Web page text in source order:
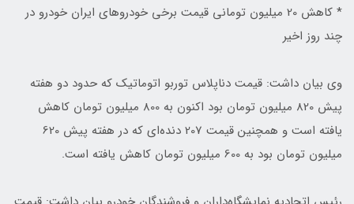
* کاهش 20 میلیون تومانی قیمت برخی خودروهای ایران خودرو در
چند روز اخیر
وی بیان داشت: قیمت دناپلاس توربو اتوماتیک که حدود دو هفته
پیش 820 میلیون تومان بود اکنون به 800 میلیون تومان کاهش
یافته است و همچنین قیمت 207 دنده‌ای که در هفته پیش 620
میلیون تومان بود به 600 میلیون تومان کاهش یافته است.